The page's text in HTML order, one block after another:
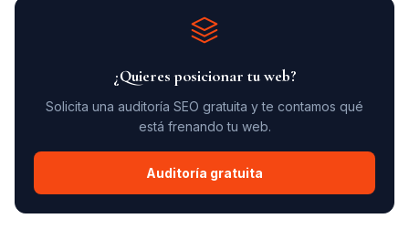
¿Quieres posicionar tu web?
Solicita una auditoría SEO gratuita y te contamos qué
está frenando tu web.
Auditoría gratuita